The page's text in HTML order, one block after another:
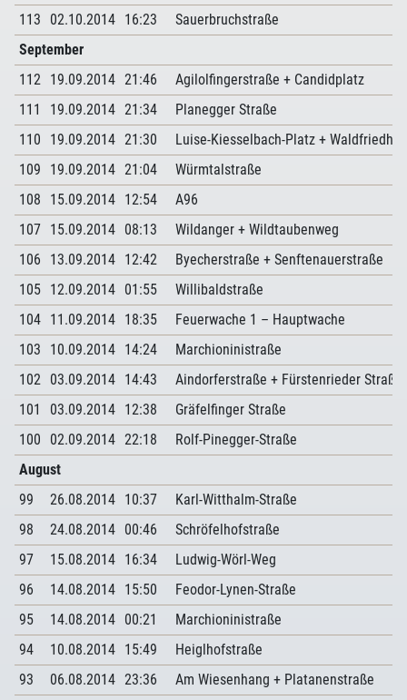
113
02.10.2014 16:23
Sauerbruchstraße
September
112 19.09.2014 21:46
Agilolfingerstraße + Candidplatz
111
19.09.2014 21:34
Planegger Straße
110
19.09.2014 21:30
Luise-Kiesselbach-Platz +
109
19.09.2014 21:04
Würmtalstraße
108
15.09.2014 12:54
A96
107 15.09.2014 08:13
Wildanger + Wildtaubenweg
106
13.09.2014 12:42
Byecherstraße + Senftenauerstraße
105 12.09.2014 01:55
Willibaldstraße
104 11.09.2014 18:35
Feuerwache 1 – Hauptwache
103
10.09.2014 14:24
Marchioninistraße
102 03.09.2014 14:43
Aindorferstraße + Fürstenrieder Straße
101
03.09.2014 12:38
Gräfelfinger Straße
100
02.09.2014 22:18
Rolf-Pinegger-Straße
August
99
26.08.2014 10:37
Karl-Witthalm-Straße
98
24.08.2014 00:46
Schröfelhofstraße
97
15.08.2014 16:34
Ludwig-Wörl-Weg
96
14.08.2014 15:50
Feodor-Lynen-Straße
95
14.08.2014 00:21
Marchioninistraße
94
10.08.2014 15:49
Heiglhofstraße
93
06.08.2014 23:36
Am Wiesenhang + Platanenstraße